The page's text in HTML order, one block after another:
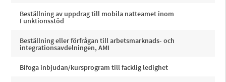
Beställning av uppdrag till mobila natteamet inom
Funktionsstöd
Beställning eller förfrågan till arbetsmarknads- och
integrationsavdelningen, AMI
Bifoga inbjudan/kursprogram till facklig ledighet